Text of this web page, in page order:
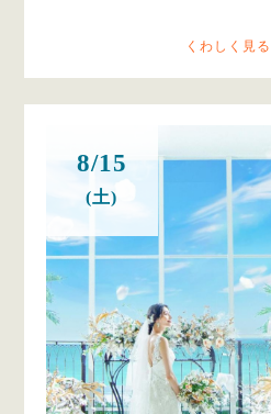
くわしく見る
8/15
(土)